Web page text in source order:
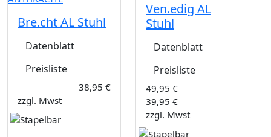
Bre.cht AL Stuhl
Datenblatt
Preisliste
38,95 €
zzgl. Mwst
Ven.edig AL
Stuhl
Datenblatt
Preisliste
49,95 €
39,95 €
zzgl. Mwst